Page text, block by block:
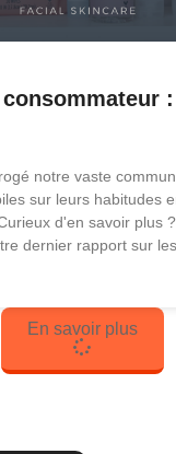
notre vaste
sur leurs habitudes
d'en savoir plus
dernier rapport sur les
En savoir plus